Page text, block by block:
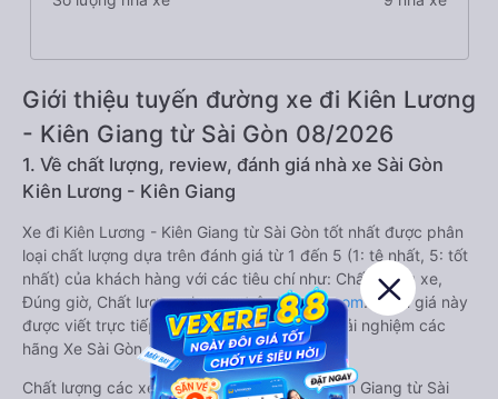
Giới thiệu tuyến đường xe đi Kiên Lương
- Kiên Giang từ Sài Gòn 08/2026
1. Về chất lượng, review, đánh giá nhà xe Sài Gòn
Kiên Lương - Kiên Giang
Xe đi Kiên Lương - Kiên Giang từ Sài Gòn tốt nhất được phân
loại chất lượng dựa trên đánh giá từ 1 đến 5 (1: tệ nhất, 5: tốt
nhất) của khách hàng với các tiêu chí như: Chất lượng xe,
Đúng giờ, Chất lượng phục vụ trênVexere.com. Đánh giá này
được viết trực tiếp bởi các khách hàng đã trải nghiệm các
hãng Xe Sài Gòn đi Kiên Lương - Kiên Giang.
Chất lượng các xe khách đi Kiên Lương - Kiên Giang từ Sài